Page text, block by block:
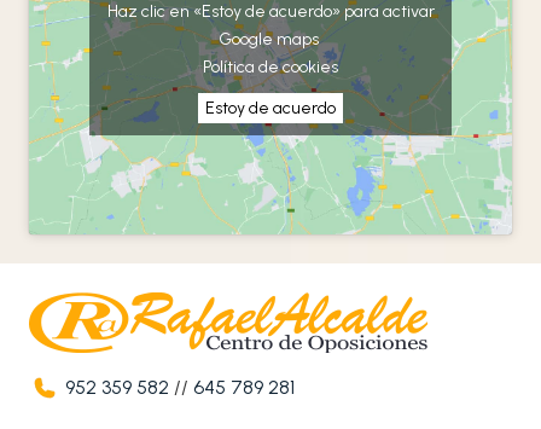
Haz clic en «Estoy de acuerdo» para activar
Google maps
Política de cookies
Estoy de acuerdo
952 359 582 //645 789 281